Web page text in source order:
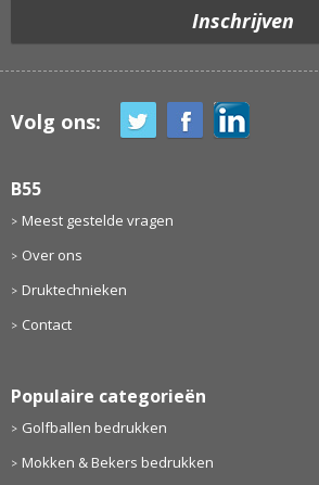
Volg ons:
B55
Meest gestelde vragen
Over ons
Druktechnieken
Contact
Populaire categorieën
Golfballen bedrukken
Mokken & Bekers bedrukken